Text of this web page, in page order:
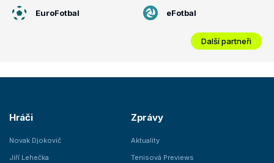
EuroFotbal eFotbal
Další partneři
Hráči
Novak Djokovič
Jiří Lehečka
Zprávy
Aktuality
Tenisová Previews